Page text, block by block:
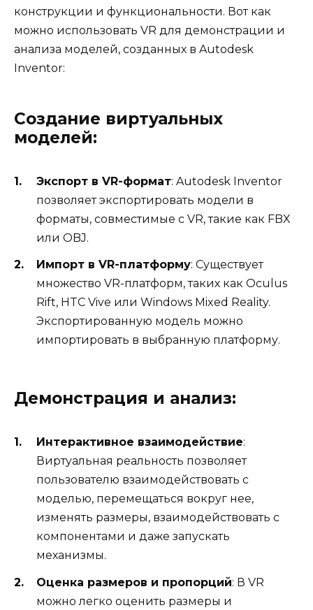
конструкции и функциональности. Вот как
можно использовать VR для демонстрации и
анализа моделей, созданных в Autodesk
Inventor:
Создание виртуальных
моделей:
Экспорт в VR-формат: Autodesk Inventor
позволяет экспортировать модели в
форматы, совместимые с VR, такие как FBX
или OBJ.
Импорт в VR-платформу: Существует
множество VR-платформ, таких как Oculus
Rift, HTC Vive или Windows Mixed Reality.
Экспортированную модель можно
импортировать в выбранную платформу.
Демонстрация и анализ:
Интерактивное взаимодействие:
Виртуальная реальность позволяет
пользователю взаимодействовать с
моделью, перемещаться вокруг нее,
изменять размеры, взаимодействовать с
компонентами и даже запускать
механизмы.
Оценка размеров и пропорций: В VR
можно легко оценить размеры и